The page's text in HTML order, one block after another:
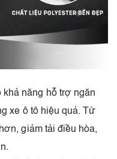
khả năng hỗ trợ ngăn
xe ô tô hiệu quả. Từ
giảm tải điều hòa,